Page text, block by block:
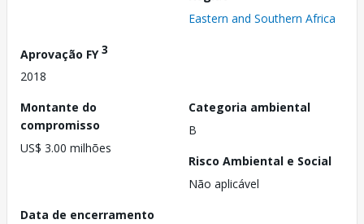
Eastern and Southern Africa
Aprovação FY3
2018
Montante do
compromisso
US$ 3.00 milhões
Categoria ambiental
B
Risco Ambiental e Social
Não aplicável
Data de encerramento